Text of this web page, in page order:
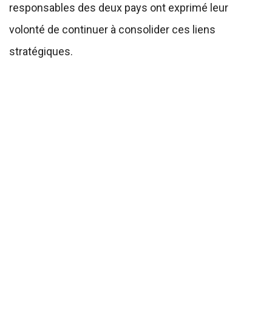
responsables des deux pays ont exprimé leur
volonté de continuer à consolider ces liens
stratégiques.